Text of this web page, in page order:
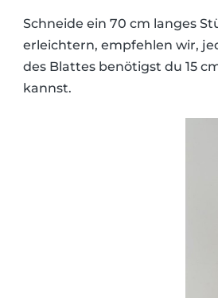
Schneide ein 70 cm langes
erleichtern, empfehlen wir,
des Blattes benötigst du 15
kannst.